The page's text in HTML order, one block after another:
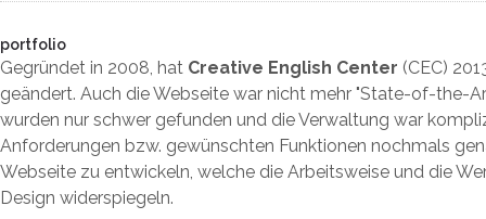
portfolio
Gegründet in 2008, hat Creative English Center (CEC)
geändert. Auch die Webseite war nicht mehr "State-of-the-
wurden nur schwer gefunden und die Verwaltung war
Anforderungen bzw. gewünschten Funktionen nochmals
Webseite zu entwickeln, welche die Arbeitsweise und die
Design widerspiegeln.